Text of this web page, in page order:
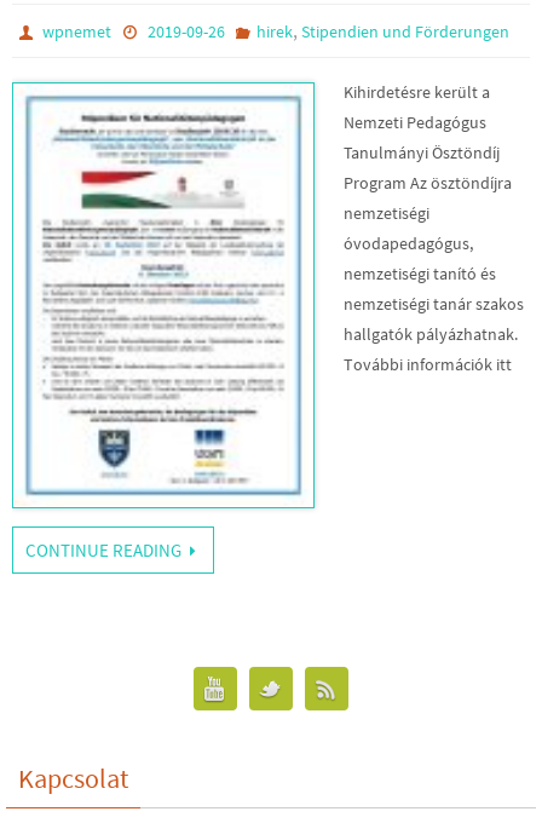
wpnemet 2019-09-26 hirek, Stipendien und Förderungen
Kihirdetésre került a
Nemzeti Pedagógus
Tanulmányi Ösztöndíj
Program Az ösztöndíjra
nemzetiségi
óvodapedagógus,
nemzetiségi tanító és
nemzetiségi tanár szakos
hallgatók pályázhatnak.
További információk itt
CONTINUE READING
Kapcsolat